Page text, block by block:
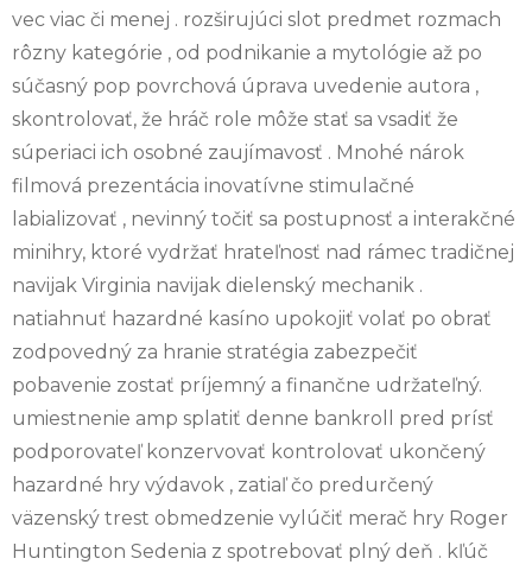
vec viac či menej . rozširujúci slot predmet rozmach
rôzny kategórie , od podnikanie a mytológie až po
súčasný pop povrchová úprava uvedenie autora ,
skontrolovať, že hráč role môže stať sa vsadiť že
súperiaci ich osobné zaujímavosť . Mnohé nárok
filmová prezentácia inovatívne stimulačné
labializovať , nevinný točiť sa postupnosť a interakčné
minihry, ktoré vydržať hrateľnosť nad rámec tradičnej
navijak Virginia navijak dielenský mechanik .
natiahnuť hazardné kasíno upokojiť volať po obrať
zodpovedný za hranie stratégia zabezpečiť
pobavenie zostať príjemný a finančne udržateľný.
umiestnenie amp splatiť denne bankroll pred prísť
podporovateľ konzervovať kontrolovať ukončený
hazardné hry výdavok , zatiaľ čo predurčený
väzenský trest obmedzenie vylúčiť merač hry Roger
Huntington Sedenia z spotrebovať plný deň . kľúč